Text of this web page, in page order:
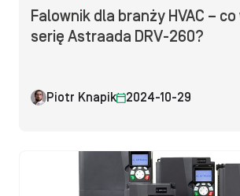
Falownik dla branży HVAC –
serię Astraada DRV-260?
Piotr Knapik 2024-10-29